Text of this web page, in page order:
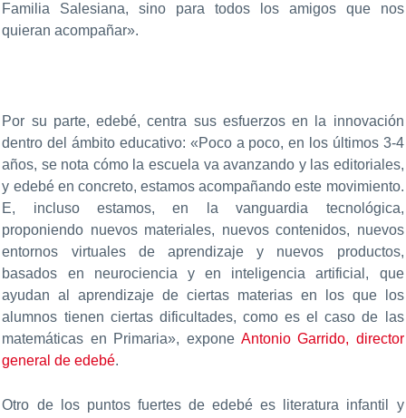
Familia Salesiana, sino para todos los amigos que nos
quieran acompañar».
Por su parte, edebé, centra sus esfuerzos en la innovación
dentro del ámbito educativo: «Poco a poco, en los últimos 3-4
años, se nota cómo la escuela va avanzando y las editoriales,
y edebé en concreto, estamos acompañando este movimiento.
E, incluso estamos, en la vanguardia tecnológica,
proponiendo nuevos materiales, nuevos contenidos, nuevos
entornos virtuales de aprendizaje y nuevos productos,
basados en neurociencia y en inteligencia artificial, que
ayudan al aprendizaje de ciertas materias en los que los
alumnos tienen ciertas dificultades, como es el caso de las
matemáticas en Primaria», expone Antonio Garrido, director
general de edebé.
Otro de los puntos fuertes de edebé es literatura infantil y